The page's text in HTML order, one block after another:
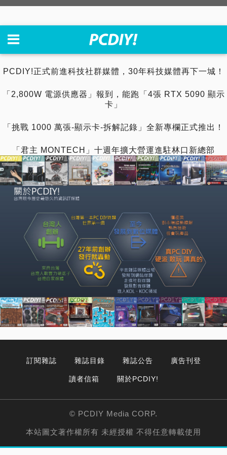
PCDIY!正式前進科技社群媒體，30年科技媒體再下一城！
「2,800W 電源供應器」報到，能跑「4張 RTX 5090 顯示
卡」
「挑戰 1000 萬張-顯示卡-拆解記錄」全新專欄正式推出！
「君主 MONTECH」十週年擴大營運進駐林口新總部
訂閱雜誌 雜誌目錄 雜誌公告 廣告刊登
讀者信箱 關於PCDIY!
© PCDIY Media CORP.
本站圖文著作權所有 未經授權 不得任意轉載使用